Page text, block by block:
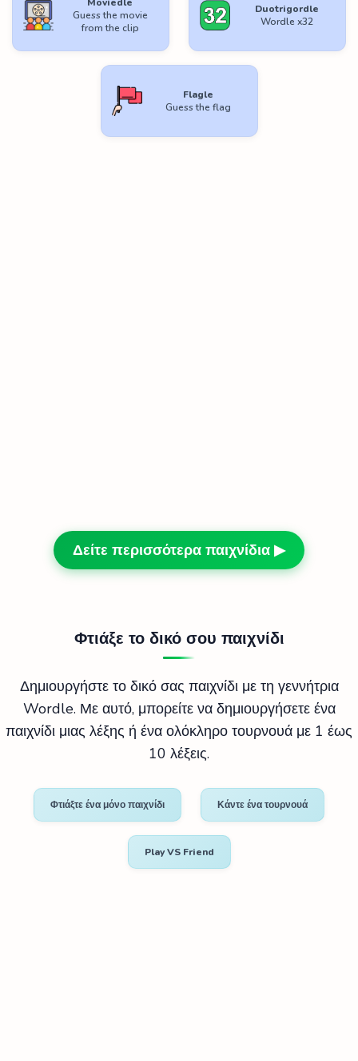
Moviedle
Guess the movie
from the clip
Duotrigordle
Wordle x32
Flagle
Guess the flag
Δείτε περισσότερα παιχνίδια ▶
Φτιάξε το δικό σου παιχνίδι
Δημιουργήστε το δικό σας παιχνίδι με τη γεννήτρια
Wordle. Με αυτό, μπορείτε να δημιουργήσετε ένα
παιχνίδι μιας λέξης ή ένα ολόκληρο τουρνουά με 1 έως
10 λέξεις.
Φτιάξτε ένα μόνο παιχνίδι Κάντε ένα τουρνουά
Play VS Friend